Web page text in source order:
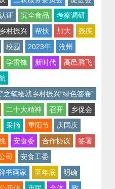
证 安全食品
考察调研
乡村振兴 帮扶 加大
残疾
校园 2023年
沧州
学雷锋 新时代
高邑腾飞
”之笔绘就乡村振兴“绿色答卷”
二十大精神 召开
乡促会
采摘 重阳节
庆国庆
安食委 合作协议
签署
司
安食工委
书画家
至年底
明确